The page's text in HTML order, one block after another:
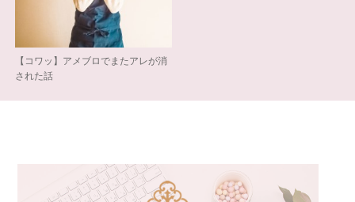
【コワッ】アメブロでまたアレが消
された話